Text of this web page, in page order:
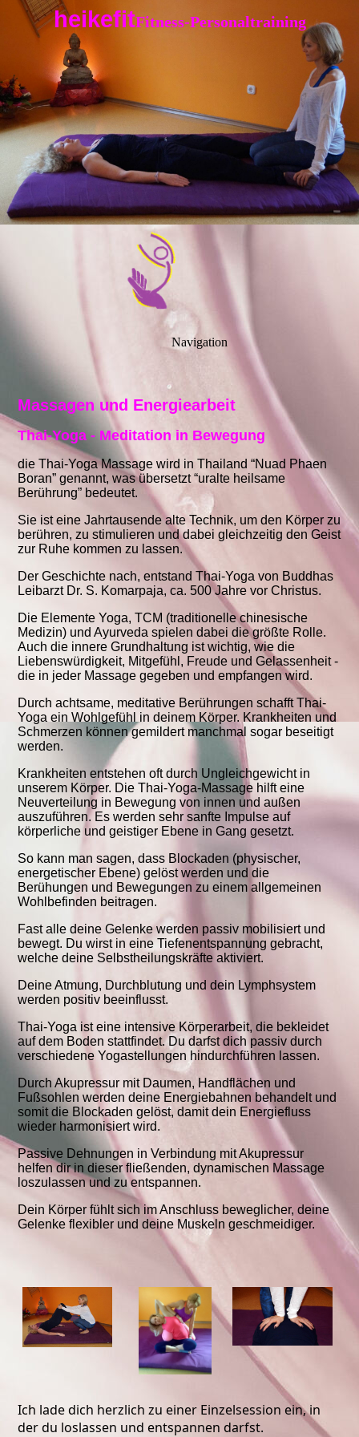
heikefitFitness-Personaltraining
Navigation
Massagen und Energiearbeit
Thai-Yoga - Meditation in Bewegung
die Thai-Yoga Massage wird in Thailand “Nuad Phaen
Boran” genannt, was übersetzt “uralte heilsame
Berührung” bedeutet.
Sie ist eine Jahrtausende alte Technik, um den Körper zu
berühren, zu stimulieren und dabei gleichzeitig den Geist
zur Ruhe kommen zu lassen.
Der Geschichte nach, entstand Thai-Yoga von Buddhas
Leibarzt Dr. S. Komarpaja, ca. 500 Jahre vor Christus.
Die Elemente Yoga, TCM (traditionelle chinesische
Medizin) und Ayurveda spielen dabei die größte Rolle.
Auch die innere Grundhaltung ist wichtig, wie die
Liebenswürdigkeit, Mitgefühl, Freude und Gelassenheit -
die in jeder Massage gegeben und empfangen wird.
Durch achtsame, meditative Berührungen schafft Thai-
Yoga ein Wohlgefühl in deinem Körper. Krankheiten und
Schmerzen können gemildert manchmal sogar beseitigt
werden.
Krankheiten entstehen oft durch Ungleichgewicht in
unserem Körper. Die Thai-Yoga-Massage hilft eine
Neuverteilung in Bewegung von innen und außen
auszuführen. Es werden sehr sanfte Impulse auf
körperliche und geistiger Ebene in Gang gesetzt.
So kann man sagen, dass Blockaden (physischer,
energetischer Ebene) gelöst werden und die
Berühungen und Bewegungen zu einem allgemeinen
Wohlbefinden beitragen.
Fast alle deine Gelenke werden passiv mobilisiert und
bewegt. Du wirst in eine Tiefenentspannung gebracht,
welche deine Selbstheilungskräfte aktiviert.
Deine Atmung, Durchblutung und dein Lymphsystem
werden positiv beeinflusst.
Thai-Yoga ist eine intensive Körperarbeit, die bekleidet
auf dem Boden stattfindet. Du darfst dich passiv durch
verschiedene Yogastellungen hindurchführen lassen.
Durch Akupressur mit Daumen, Handflächen und
Fußsohlen werden deine Energiebahnen behandelt und
somit die Blockaden gelöst, damit dein Energiefluss
wieder harmonisiert wird.
Passive Dehnungen in Verbindung mit Akupressur
helfen dir in dieser fließenden, dynamischen Massage
loszulassen und zu entspannen.
Dein Körper fühlt sich im Anschluss beweglicher, deine
Gelenke flexibler und deine Muskeln geschmeidiger.
Ich lade dich herzlich zu einer Einzelsession ein, in
der du loslassen und entspannen darfst.